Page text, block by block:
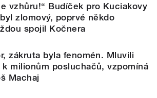
vzhůru!“ Budíček pro Kuciakovy
zlomový, poprvé někdo
spojil Kočnera
zákruta byla fenomén. Mluvili
k milionům posluchačů, vzpomíná
Machaj